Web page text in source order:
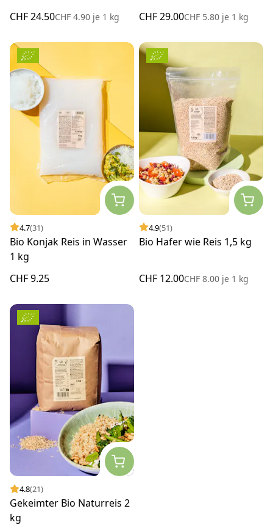
CHF 24.50CHF 4.90 je 1 kg CHF 29.00CHF 5.80 je 1 kg
4.7(31)
Bio Konjak Reis in Wasser
1 kg
CHF 9.25
4.9(51)
Bio Hafer wie Reis 1,5 kg
CHF 12.00CHF 8.00 je 1 kg
4.8(21)
Gekeimter Bio Naturreis 2
kg